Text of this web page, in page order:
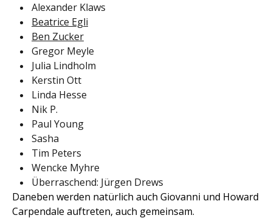
Alexander Klaws
Beatrice Egli
Ben Zucker
Gregor Meyle
Julia Lindholm
Kerstin Ott
Linda Hesse
Nik P.
Paul Young
Sasha
Tim Peters
Wencke Myhre
Überraschend: Jürgen Drews
Daneben werden natürlich auch Giovanni und Howard
Carpendale auftreten, auch gemeinsam.